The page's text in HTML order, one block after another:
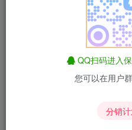
如果有功能异常请尝试安装
这个有点复杂，懂的都懂，
了，如果不会的人比较多请
QQ扫码进入
您可以在用户
分销